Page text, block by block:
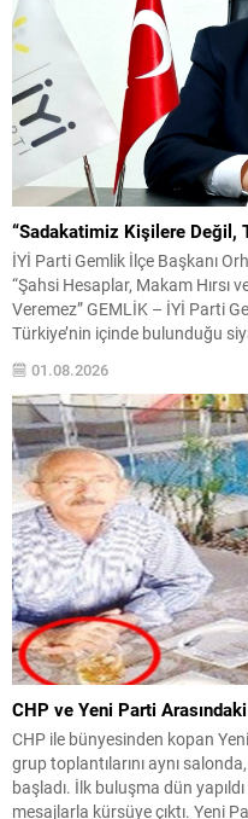
“Sadakatimiz Kişilere Değil,
İYİ Parti Gemlik İlçe Başkanı
“Şahsi Hesaplar, Makam Hırsı
Veremez” GEMLİK – İYİ Parti
Türkiye’nin içinde bulunduğu
bulundu. Karaduman,
01.08.2026
CHP ve Yeni Parti
CHP ile bünyesinden kopan
grup toplantılarını aynı
başladı. İlk buluşma dün
mesajlarla kürsüye çıktı. Yeni